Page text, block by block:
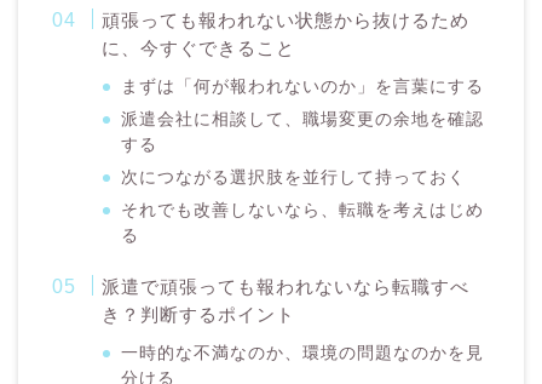
頑張っても報われない状態から抜けるため
に、今すぐできること
まずは「何が報われないのか」を言葉にする
派遣会社に相談して、職場変更の余地を確認
する
次につながる選択肢を並行して持っておく
それでも改善しないなら、転職を考えはじめ
る
派遣で頑張っても報われないなら転職すべ
き？判断するポイント
一時的な不満なのか、環境の問題なのかを見
分ける